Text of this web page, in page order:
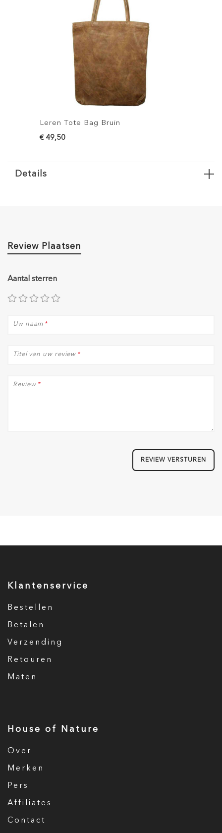
Leren Tote Bag Bruin
€ 49,50
Details
Review Plaatsen
Aantal sterren
*
Uw naam
*
Titel van uw review
*
Review
REVIEW VERSTUREN
Klantenservice
Bestellen
Betalen
Verzending
Retouren
Maten
House of Nature
Over
Merken
Pers
Affiliates
Contact